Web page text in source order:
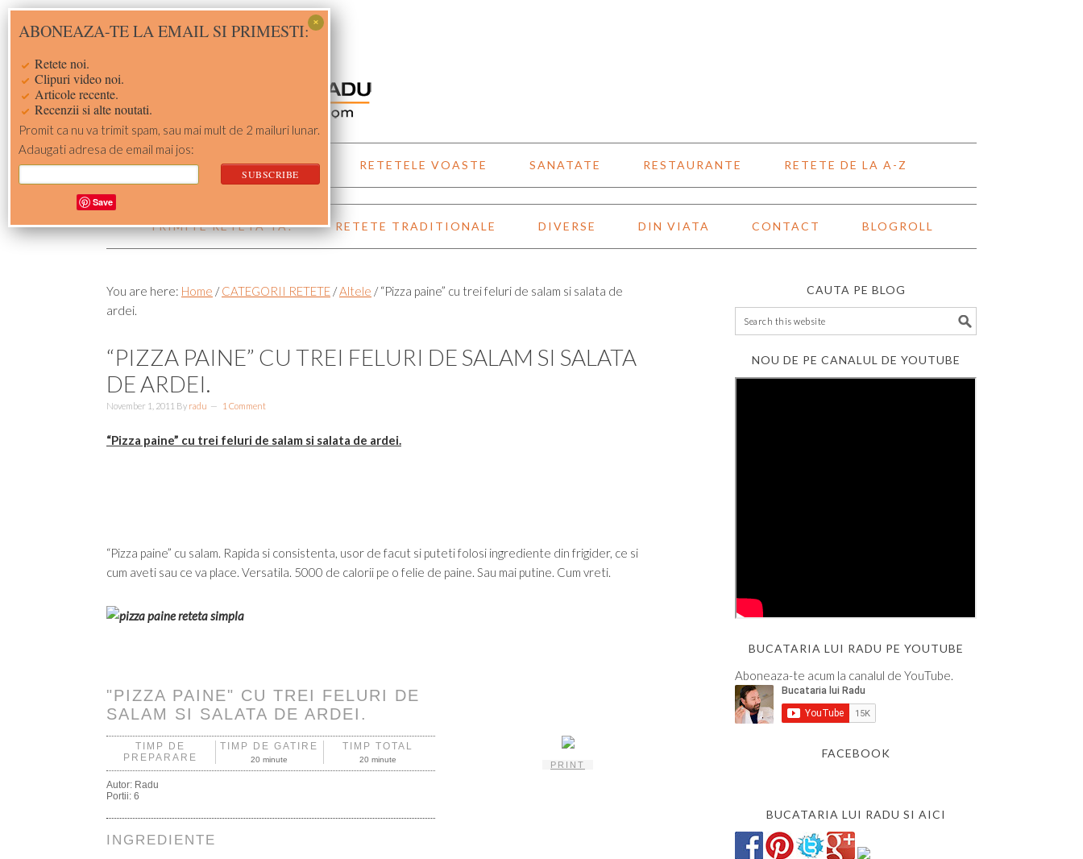
Skip
to
Skip
to
Skip
to
Skip
to
ACASA RETETE RETETELE VOASTE SANATATE RESTAURANTE RETETE DE LA A-Z
TRIMITE RETETA TA! RETETE TRADITIONALE DIVERSE DIN VIATA CONTACT BLOGROLL
You are here: Home / CATEGORII RETETE /Altele /“Pizza paine” cu trei feluri de salam si salata de
ardei.
“PIZZA PAINE” CU TREI FELURI DE SALAM SI SALATA
DE ARDEI.
November 1, 2011 By radu 1 Comment
“Pizza paine” cu trei feluri de salam si salata de ardei.
“Pizza paine” cu salam. Rapida si consistenta, usor de facut si puteti folosi ingrediente din frigider, ce si
cum aveti sau ce va place. Versatila. 5000 de calorii pe o felie de paine. Sau mai putine. Cum vreti.
"PIZZA PAINE" CU TREI FELURI DE
SALAM SI SALATA DE ARDEI.
PRINT
TIMP DE
PREPARARE
TIMP DE GATIRE
20 minute
TIMP TOTAL
20 minute
Autor: Radu
Portii: 6
INGREDIENTE
CAUTA PE BLOG
NOU DE PE CANALUL DE YOUTUBE
BUCATARIA LUI RADU PE YOUTUBE
Aboneaza-te acum la canalul de YouTube.
FACEBOOK
BUCATARIA LUI RADU SI AICI
ABONEAZA-TE LA EMAIL SI PRIMESTI:
Retete noi.
Clipuri video noi.
Articole recente.
Recenzii si alte noutati.
Promit ca nu va trimit spam, sau mai mult de 2 mailuri lunar.
Adaugati adresa de email mai jos:
Save